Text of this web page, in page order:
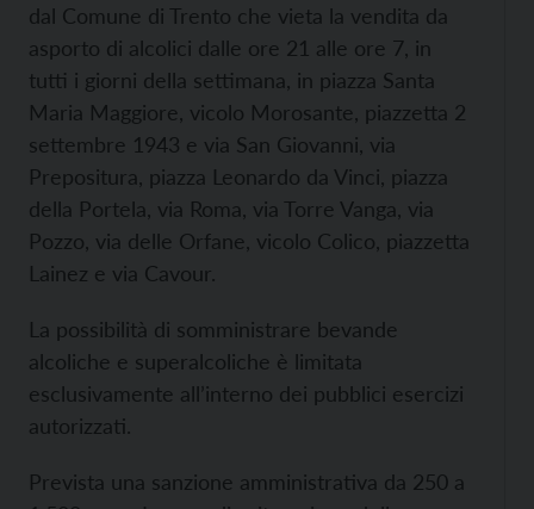
dal Comune di Trento che vieta la vendita da
asporto di alcolici dalle ore 21 alle ore 7, in
tutti i giorni della settimana, in piazza Santa
Maria Maggiore, vicolo Morosante, piazzetta 2
settembre 1943 e via San Giovanni, via
Prepositura, piazza Leonardo da Vinci, piazza
della Portela, via Roma, via Torre Vanga, via
Pozzo, via delle Orfane, vicolo Colico, piazzetta
Lainez e via Cavour.
La possibilità di somministrare bevande
alcoliche e superalcoliche è limitata
esclusivamente all’interno dei pubblici esercizi
autorizzati.
Prevista una sanzione amministrativa da 250 a